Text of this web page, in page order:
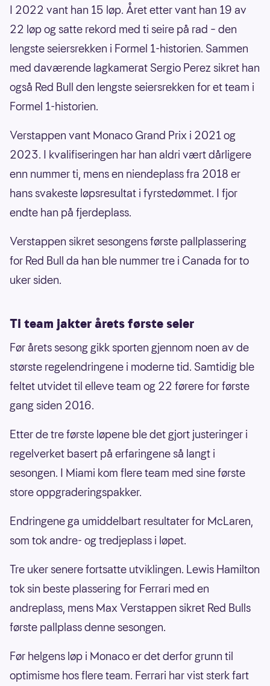
I 2022 vant han 15 løp. Året etter vant han 19 av
22 løp og satte rekord med ti seire på rad – den
lengste seiersrekken i Formel 1-historien. Sammen
med daværende lagkamerat Sergio Perez sikret han
også Red Bull den lengste seiersrekken for et team i
Formel 1-historien.
Verstappen vant Monaco Grand Prix i 2021 og
2023. I kvalifiseringen har han aldri vært dårligere
enn nummer ti, mens en niendeplass fra 2018 er
hans svakeste løpsresultat i fyrstedømmet. I fjor
endte han på fjerdeplass.
Verstappen sikret sesongens første pallplassering
for Red Bull da han ble nummer tre i Canada for to
uker siden.
Ti team jakter årets første seier
Før årets sesong gikk sporten gjennom noen av de
største regelendringene i moderne tid. Samtidig ble
feltet utvidet til elleve team og 22 førere for første
gang siden 2016.
Etter de tre første løpene ble det gjort justeringer i
regelverket basert på erfaringene så langt i
sesongen. I Miami kom flere team med sine første
store oppgraderingspakker.
Endringene ga umiddelbart resultater for McLaren,
som tok andre- og tredjeplass i løpet.
Tre uker senere fortsatte utviklingen. Lewis Hamilton
tok sin beste plassering for Ferrari med en
andreplass, mens Max Verstappen sikret Red Bulls
første pallplass denne sesongen.
Før helgens løp i Monaco er det derfor grunn til
optimisme hos flere team. Ferrari har vist sterk fart